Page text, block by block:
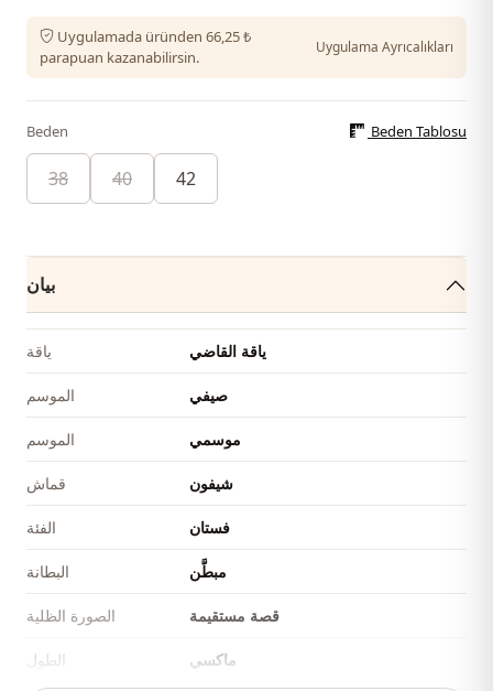
Uygulamada üründen 66,25 ₺
parapuan kazanabilirsin.
Uygulama Ayrıcalıkları
Beden Beden Tablosu
38 40 42
بيان
ياقة ياقة القاضي
الموسم صيفي
الموسم موسمي
قماش شيفون
الفئة فستان
البطانة مبطَّن
الصورة الظلية قصة مستقيمة
الطول ماكسي